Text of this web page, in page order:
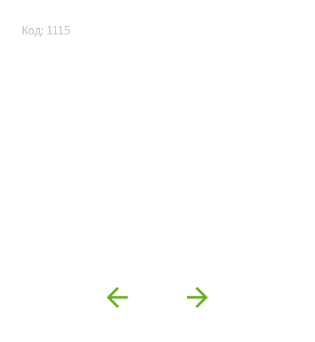
Код: 1115
Previous Next